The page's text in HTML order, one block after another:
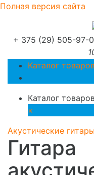
Полная версия сайта
+ 375 (29) 505-97-
Каталог
Каталог товаров
×
Акустические гитары
Гитара